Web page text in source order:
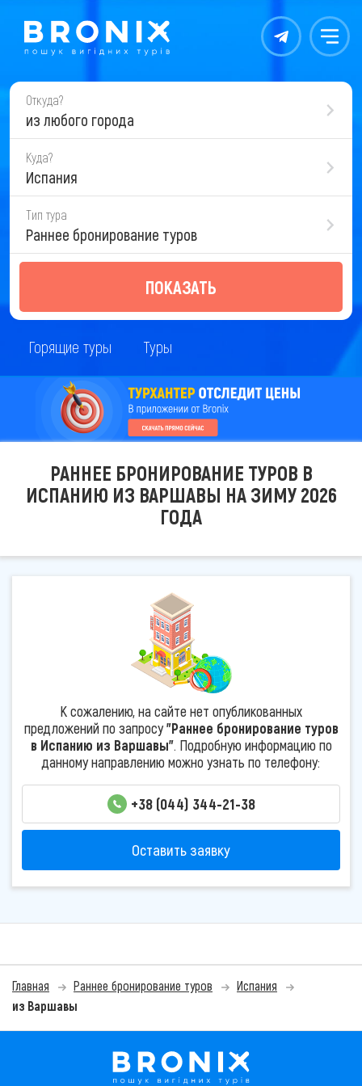
Контакты Меню
Откуда?
из любого города
Куда?
Испания
Тип тура
Раннее бронирование туров
ПОКАЗАТЬ
Горящие туры Туры
РАННЕЕ БРОНИРОВАНИЕ ТУРОВ В
ИСПАНИЮ ИЗ ВАРШАВЫ НА ЗИМУ 2026
ГОДА
К сожалению, на сайте нет опубликованных
предложений по запросу"Раннее бронирование туров
в Испанию из Варшавы". Подробную информацию по
данному направлению можно узнать по телефону:
+38 (044) 344-21-38
Оставить заявку
Главная Раннее бронирование туров
Испания
из Варшавы